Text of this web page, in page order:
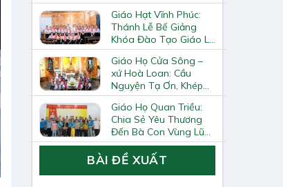
Giáo Hạt Vĩnh Phúc:
Thánh Lễ Bế Giảng
Khóa Đào Tạo Giáo Lý
Viên – Huynh Trưởng
Cấp II
Giáo Họ Cửa Sông –
xứ Hoà Loan: Cầu
Nguyện Tạ Ơn, Khép
Lại Khóa Huấn Luyện
Giáo Lý Viên Cấp II
Giáo Họ Quan Triều:
Chia Sẻ Yêu Thương
Đến Bà Con Vùng Lũ
Lai Châu
BÀI ĐỀ XUẤT